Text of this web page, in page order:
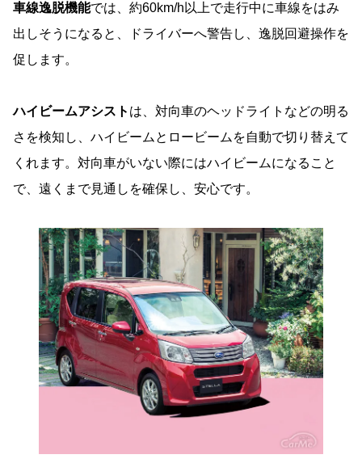
車線逸脱機能では、約60km/h以上で走行中に車線をはみ
出しそうになると、ドライバーへ警告し、逸脱回避操作を
促します。
ハイビームアシスト は、対向車のヘッドライトなどの明る
さを検知し、ハイビームとロービームを自動で切り替えて
くれます。対向車がいない際にはハイビームになること
で、遠くまで見通しを確保し、安心です。